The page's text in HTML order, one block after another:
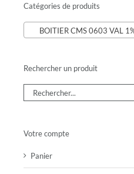
Catégories de produits
BOITIER CMS 0603 VAL
Rechercher un produit
Votre compte
Panier